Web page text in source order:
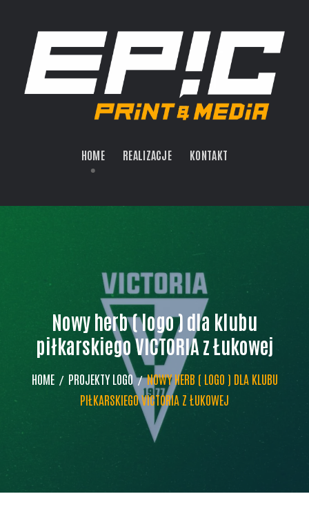
HOME REALIZACJE KONTAKT
Nowy herb ( logo ) dla klubu
piłkarskiego VICTORIA z Łukowej
HOME PROJEKTY LOGO
NOWY HERB ( LOGO ) DLA KLUBU
PIŁKARSKIEGO VICTORIA Z ŁUKOWEJ